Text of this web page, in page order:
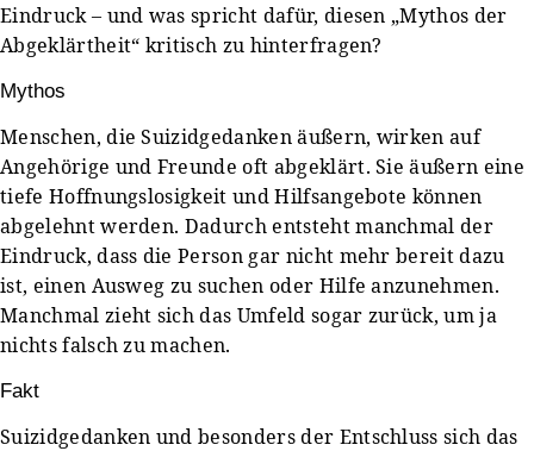
Eindruck – und was spricht dafür, diesen „Mythos der
Abgeklärtheit“ kritisch zu hinterfragen?
Mythos
Menschen, die Suizidgedanken äußern, wirken auf
Angehörige und Freunde oft abgeklärt. Sie äußern eine
tiefe Hoffnungslosigkeit und Hilfsangebote können
abgelehnt werden. Dadurch entsteht manchmal der
Eindruck, dass die Person gar nicht mehr bereit dazu
ist, einen Ausweg zu suchen oder Hilfe anzunehmen.
Manchmal zieht sich das Umfeld sogar zurück, um ja
nichts falsch zu machen.
Fakt
Suizidgedanken und besonders der Entschluss sich das